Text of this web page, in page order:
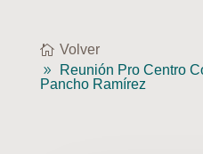
Volver
Reunión Pro Centro
Pancho Ramírez